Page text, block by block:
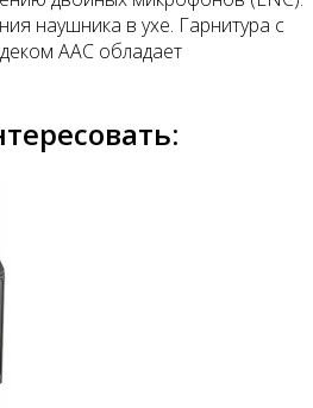
наушника в ухе. Гарнитура с
AAC обладает